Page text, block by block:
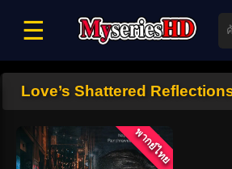
☰
Love’s Shattered
พากย์ไทย